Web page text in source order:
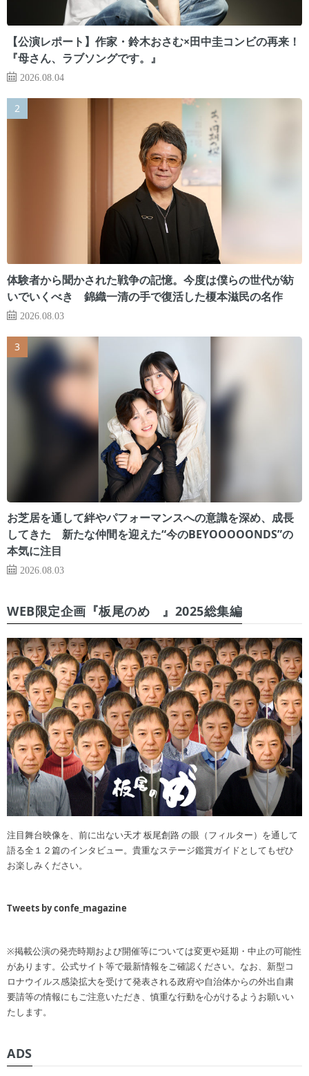
【公演レポート】作家・鈴木おさむ×田中圭コンビの再来！
『母さん、ラブソングです。』
2026.08.04
体験者から聞かされた戦争の記憶。今度は僕らの世代が紡
いでいくべき 錦織一清の手で復活した榎本滋民の名作
2026.08.03
お芝居を通して絆やパフォーマンスへの意識を深め、成長
してきた 新たな仲間を迎えた“今のBEYOOOOONDS”の
本気に注目
2026.08.03
WEB限定企画『板尾のめ゙』2025総集編
注目舞台映像を、前に出ない天才 板尾創路 の眼（フィルター）を通して
語る全１２篇のインタビュー。貴重なステージ鑑賞ガイドとしてもぜひ
お楽しみください。
Tweets by confe_magazine
※掲載公演の発売時期および開催等については変更や延期・中止の可能性
があります。公式サイト等で最新情報をご確認ください。なお、新型コ
ロナウイルス感染拡大を受けて発表される政府や自治体からの外出自粛
要請等の情報にもご注意いただき、慎重な行動を心がけるようお願いい
たします。
ADS